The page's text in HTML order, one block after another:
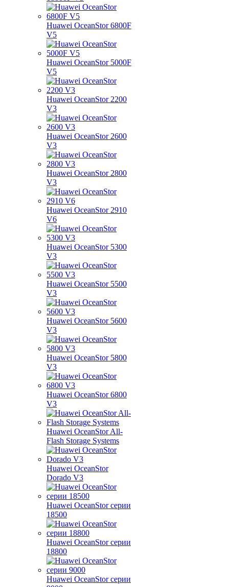
Huawei OceanStor 6800F
V5
Huawei OceanStor 5000F
V5
Huawei OceanStor 2200
V3
Huawei OceanStor 2600
V3
Huawei OceanStor 2800
V3
Huawei OceanStor 2910
V6
Huawei OceanStor 5300
V3
Huawei OceanStor 5500
V3
Huawei OceanStor 5600
V3
Huawei OceanStor 5800
V3
Huawei OceanStor 6800
V3
Huawei OceanStor All-
Flash Storage Systems
Huawei OceanStor
Dorado V3
Huawei OceanStor серии
18500
Huawei OceanStor серии
18800
Huawei OceanStor серии